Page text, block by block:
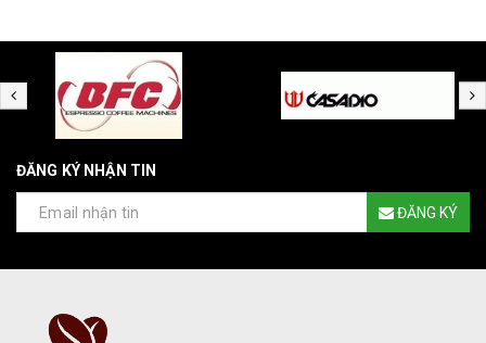
ĐĂNG KÝ NHẬN TIN
ĐĂNG KÝ